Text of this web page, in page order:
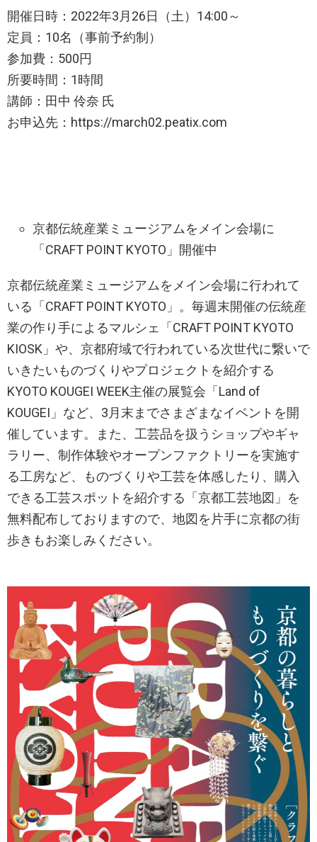
開催日時：2022年3月26日（土）14:00～
定員：10名（事前予約制）
参加費：500円
所要時間：1時間
講師：田中 伶奈 氏
お申込先：https://march02.peatix.com
京都伝統産業ミュージアムをメイン会場に
「CRAFT POINT KYOTO」開催中
京都伝統産業ミュージアムをメイン会場に行われて
いる「CRAFT POINT KYOTO」。毎週末開催の伝統産
業の作り手によるマルシェ「CRAFT POINT KYOTO
KIOSK」や、京都府域で行われている次世代に繋いで
いきたいものづくりやプロジェクトを紹介する
KYOTO KOUGEI WEEK主催の展覧会「Land of
KOUGEI」など、3月末までさまざまなイベントを開
催しています。また、⼯芸品を扱うショップやギャ
ラリー、制作体験やオープンファクトリーを実施す
る⼯房など、ものづくりや工芸を体感したり、購⼊
できる⼯芸スポットを紹介する「京都工芸地図」を
無料配布しておりますので、地図を片手に京都の街
歩きもお楽しみください。